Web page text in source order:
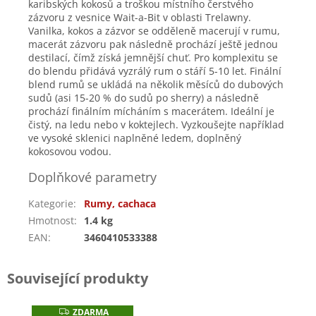
karibských kokosů a troškou místního čerstvého
zázvoru z vesnice Wait-a-Bit v oblasti Trelawny.
Vanilka, kokos a zázvor se odděleně macerují v rumu,
macerát zázvoru pak následně prochází ještě jednou
destilací, čímž získá jemnější chuť. Pro komplexitu se
do blendu přidává vyzrálý rum o stáří 5-10 let. Finální
blend rumů se ukládá na několik měsíců do dubových
sudů (asi 15-20 % do sudů po sherry) a následně
prochází finálním mícháním s macerátem. Ideální je
čistý, na ledu nebo v koktejlech. Vyzkoušejte například
ve vysoké sklenici naplněné ledem, doplněný
kokosovou vodou.
Doplňkové parametry
Kategorie:
Rumy, cachaca
Hmotnost:
1.4 kg
EAN: 3460410533388
Související produkty
Náš tipZZDARMA